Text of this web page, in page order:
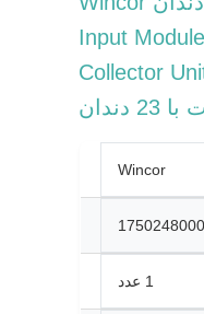
Nixdorf C4060 Cineo برای Input Module
Collector
دندان
Wincor
1 عدد